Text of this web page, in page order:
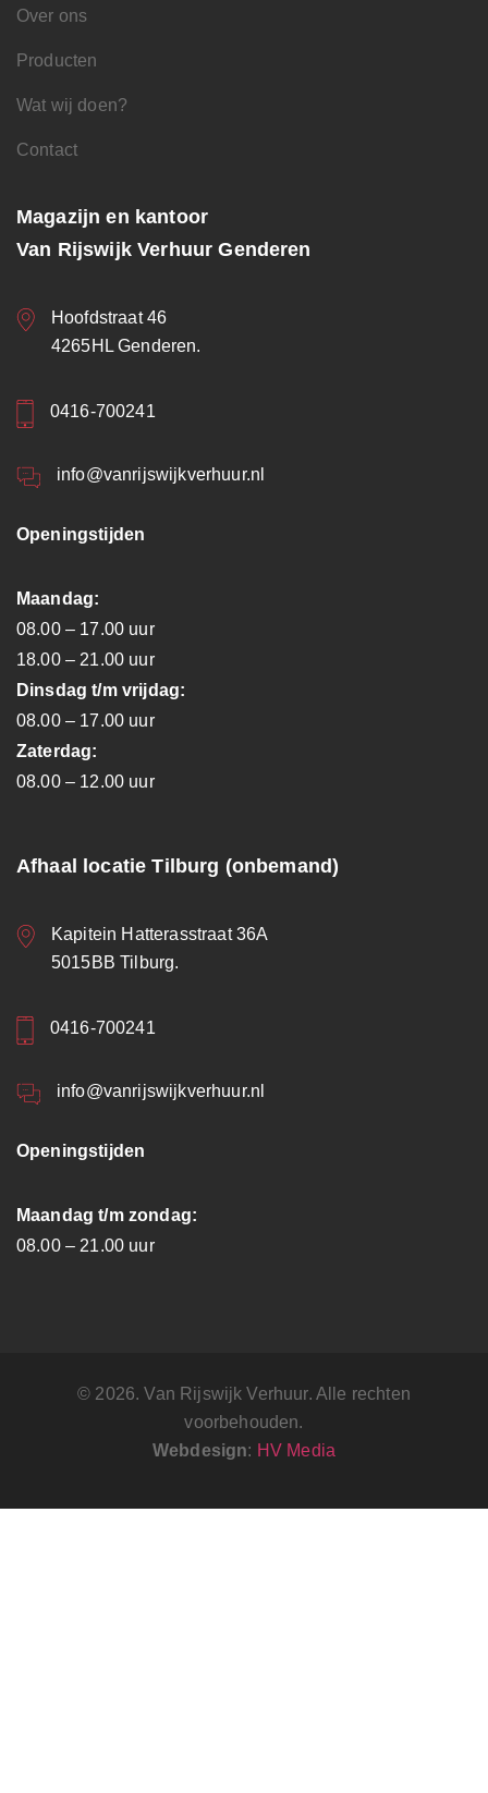
Over ons
Producten
Wat wij doen?
Contact
Magazijn en kantoor
Van Rijswijk Verhuur Genderen
Hoofdstraat 46
4265HL Genderen.
0416-700241
info@vanrijswijkverhuur.nl
Openingstijden
Maandag:
08.00 – 17.00 uur
18.00 – 21.00 uur
Dinsdag t/m vrijdag:
08.00 – 17.00 uur
Zaterdag:
08.00 – 12.00 uur
Afhaal locatie Tilburg (onbemand)
Kapitein Hatterasstraat 36A
5015BB Tilburg.
0416-700241
info@vanrijswijkverhuur.nl
Openingstijden
Maandag t/m zondag:
08.00 – 21.00 uur
© 2026. Van Rijswijk Verhuur. Alle rechten
voorbehouden.
Webdesign: HV Media